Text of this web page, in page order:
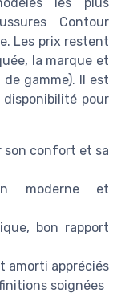
les plus
Contour
Les prix restent
la marque et
gamme). Il est
pour
son confort et sa
moderne et
bon rapport
amorti appréciés
soignées